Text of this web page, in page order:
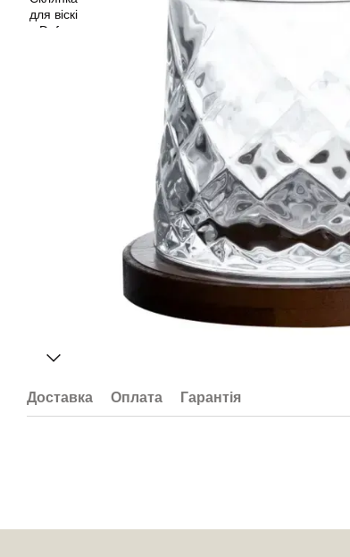
Доставка Оплата Гарантія